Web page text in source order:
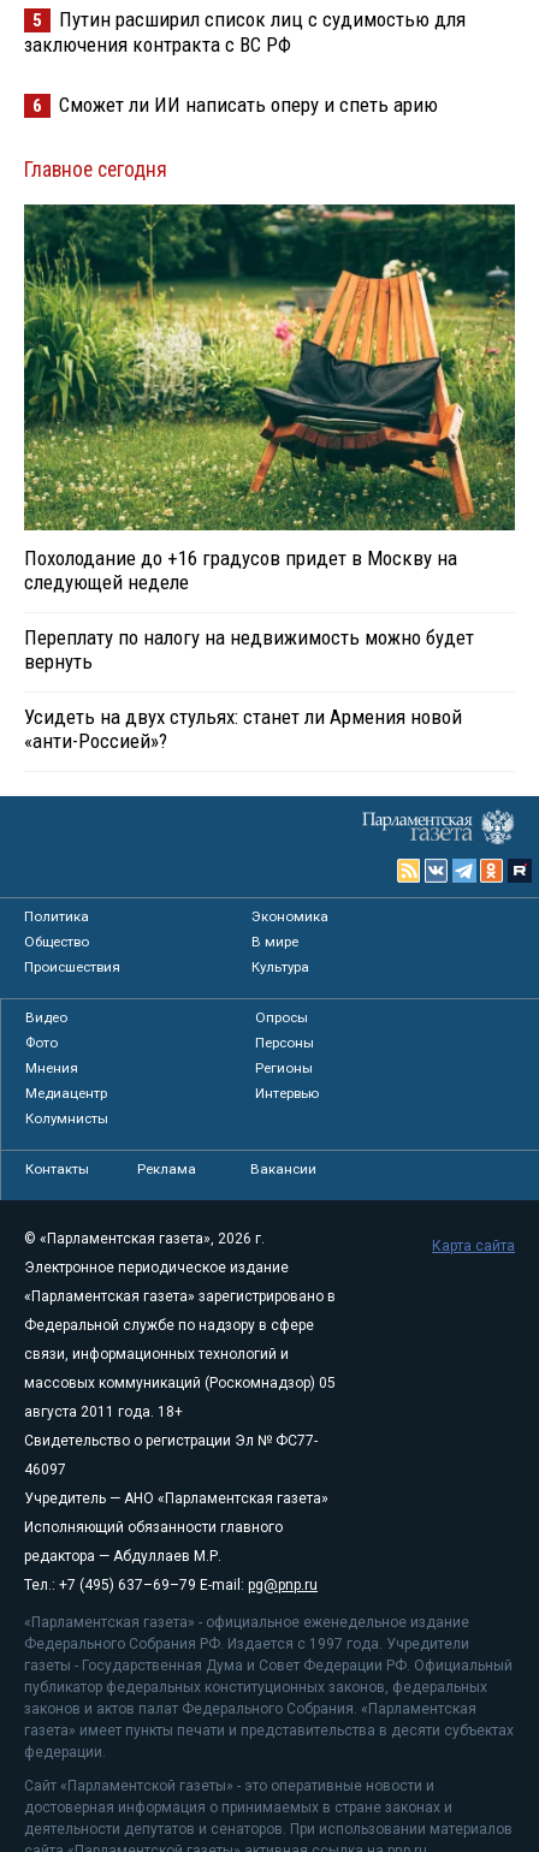
5
Путин расширил список лиц с судимостью для
заключения контракта с ВС РФ
6 Сможет ли ИИ написать оперу и спеть арию
Главное сегодня
Похолодание до +16 градусов придет в Москву на
следующей неделе
Переплату по налогу на недвижимость можно будет
вернуть
Усидеть на двух стульях: станет ли Армения новой
«анти-Россией»?
Политика
Экономика
Общество
В мире
Происшествия
Культура
Видео
Опросы
Фото
Персоны
Мнения
Регионы
Медиацентр
Интервью
Колумнисты
Контакты Реклама Вакансии
© «Парламентская газета», 2026 г.
Электронное периодическое издание
«Парламентская газета» зарегистрировано в
Федеральной службе по надзору в сфере
связи, информационных технологий и
массовых коммуникаций (Роскомнадзор) 05
августа 2011 года. 18+
Свидетельство о регистрации Эл № ФС77-
46097
Учредитель — АНО «Парламентская газета»
Исполняющий обязанности главного
редактора — Абдуллаев М.Р.
Тел.: +7 (495) 637–69–79 E-mail: pg@pnp.ru
«Парламентская газета» - официальное еженедельное издание
Федерального Собрания РФ. Издается с 1997 года. Учредители
газеты - Государственная Дума и Совет Федерации РФ. Официальный
публикатор федеральных конституционных законов, федеральных
законов и актов палат Федерального Собрания. «Парламентская
газета» имеет пункты печати и представительства в десяти субъектах
федерации.
Сайт «Парламентской газеты» - это оперативные новости и
достоверная информация о принимаемых в стране законах и
деятельности депутатов и сенаторов. При использовании материалов
Карта сайта